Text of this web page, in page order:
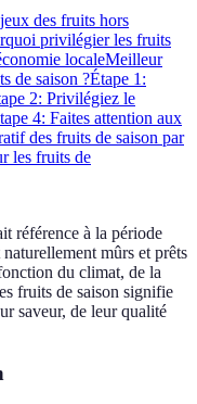
des fruits hors
privilégier les fruits
localeMeilleur
de saison ?Étape 1:
2: Privilégiez le
4: Faites attention aux
des fruits de saison par
les fruits de
référence à la période
mûrs et prêts
du climat, de la
fruits de saison signifie
saveur, de leur qualité